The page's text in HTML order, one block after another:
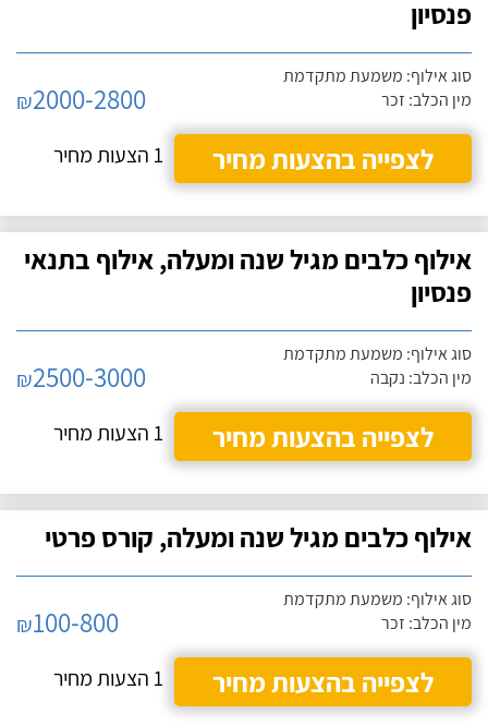
פנסיון
סוג אילוף: משמעת מתקדמת
מין הכלב: זכר
₪2000-2800
לצפייה בהצעות מחיר
1 הצעות מחיר
אילוף כלבים מגיל שנה ומעלה, אילוף בתנאי
פנסיון
סוג אילוף: משמעת מתקדמת
מין הכלב: נקבה
₪2500-3000
לצפייה בהצעות מחיר
1 הצעות מחיר
אילוף כלבים מגיל שנה ומעלה, קורס פרטי
סוג אילוף: משמעת מתקדמת
מין הכלב: זכר
₪100-800
לצפייה בהצעות מחיר
1 הצעות מחיר